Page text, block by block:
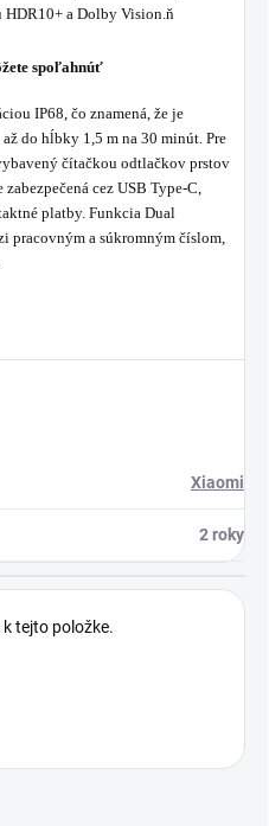
HDR10+ a Dolby Vision.ň
spoľahnúť
IP68, čo znamená, že je
do hĺbky 1,5 m na 30 minút. Pre
čítačkou odtlačkov prstov
cez USB Type-C,
platby. Funkcia Dual
pracovným a súkromným číslom,
Xiaomi
2 roky
tejto položke.